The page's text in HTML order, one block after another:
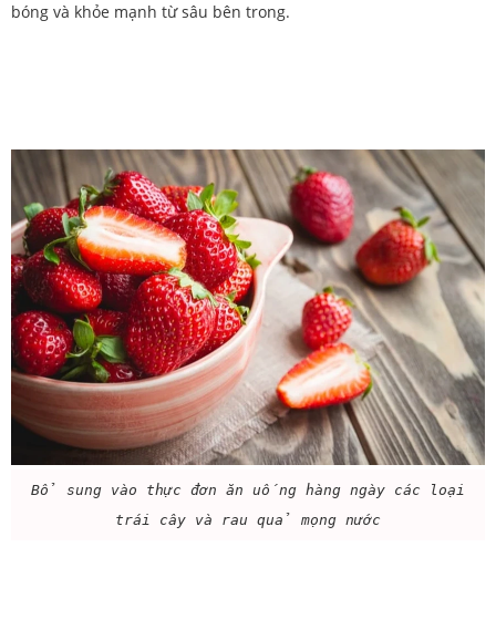
bóng và khỏe mạnh từ sâu bên trong.
Bổ sung vào thực đơn ăn uống hàng ngày các loại
trái cây và rau quả mọng nước